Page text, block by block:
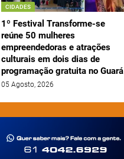
CIDADES
1º Festival Transforme-se
reúne 50 mulheres
empreendedoras e atrações
culturais em dois dias de
programação gratuita no Guará
05 Agosto, 2026